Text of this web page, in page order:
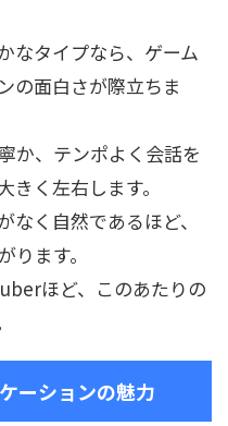
なタイプなら、ゲーム
の面白さが際立ちま
か、テンポよく会話を
く左右します。
なく自然であるほど、
ます。
ほど、このあたりの
ーションの魅力